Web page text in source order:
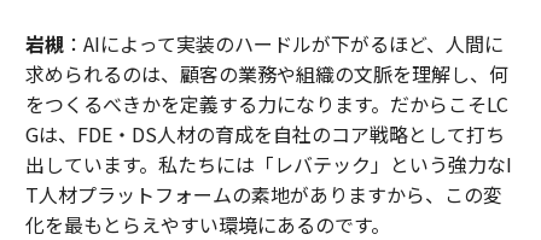
岩槻：AIによって実装のハードルが下がるほど、人間に
求められるのは、顧客の業務や組織の文脈を理解し、何
をつくるべきかを定義する力になります。だからこそLC
Gは、FDE・DS人材の育成を自社のコア戦略として打ち
出しています。私たちには「レバテック」という強力なI
T人材プラットフォームの素地がありますから、この変
化を最もとらえやすい環境にあるのです。